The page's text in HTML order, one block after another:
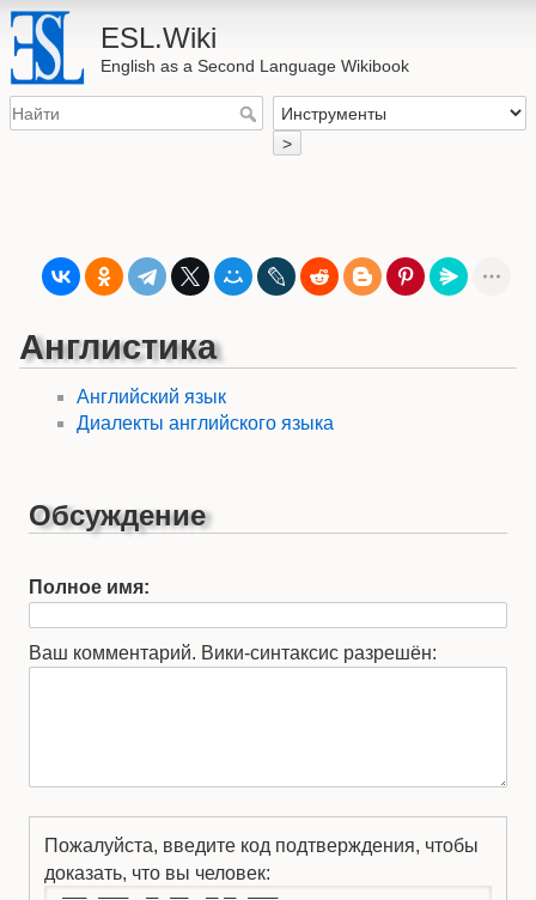
ESL.Wiki
English as a Second Language Wikibook
>
Англистика
Английский язык
Диалекты английского языка
Обсуждение
Полное имя:
Ваш комментарий. Вики-синтаксис разрешён:
Пожалуйста, введите код подтверждения, чтобы
доказать, что вы человек: